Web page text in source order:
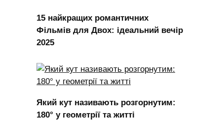
15 найкращих романтичних
Фільмів для Двох: ідеальний вечір
2025
Який кут називають розгорнутим:
180° у геометрії та житті